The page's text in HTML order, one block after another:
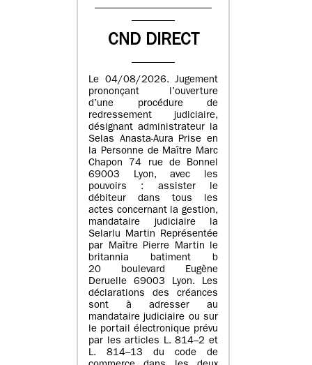
CND DIRECT
Le 04/08/2026. Jugement
prononçant l’ouverture
d’une procédure de
redressement judiciaire,
désignant administrateur la
Selas Anasta-Aura Prise en
la Personne de Maître Marc
Chapon 74 rue de Bonnel
69003 Lyon, avec les
pouvoirs : assister le
débiteur dans tous les
actes concernant la gestion,
mandataire judiciaire la
Selarlu Martin Représentée
par Maître Pierre Martin le
britannia batiment b
20 boulevard Eugène
Deruelle 69003 Lyon. Les
déclarations des créances
sont à adresser au
mandataire judiciaire ou sur
le portail électronique prévu
par les articles L. 814–2 et
L. 814–13 du code de